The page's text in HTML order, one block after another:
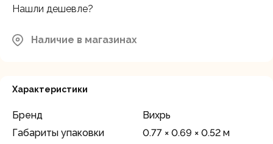
Нашли дешевле?
Наличие в магазинах
Характеристики
Бренд
Вихрь
Габариты упаковки
0.77 × 0.69 × 0.52 м